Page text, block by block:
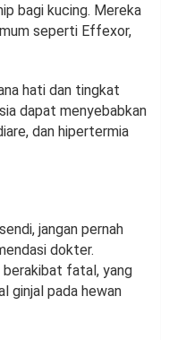
bagi kucing. Mereka
seperti Effexor,
hati dan tingkat
dapat menyebabkan
dan hipertermia
jangan pernah
dokter.
berakibat fatal, yang
ginjal pada hewan